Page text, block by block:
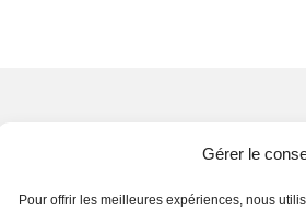
Gérer le
Pour offrir les meilleures expériences, nous